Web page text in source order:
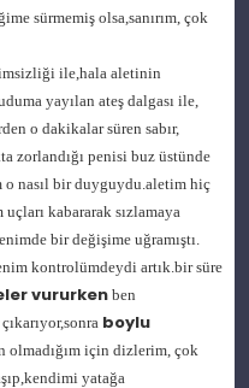
sürmemiş olsa,sanırım, çok
ile,hala aletinin
yayılan ateş dalgası ile,
o dakikalar süren sabır,
zorlandığı penisi buz üstünde
o nasıl bir duyguydu.aletim hiç
kabararak sızlamaya
bir değişime uğramıştı.
kontrolümdeydi artık.bir süre
vururken ben
boylu
olmadığım için dizlerim, çok
yatağa